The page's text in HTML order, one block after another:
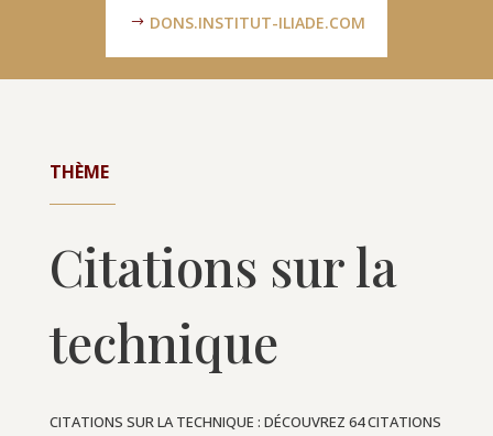
DONS.INSTITUT-ILIADE.COM
THÈME
Citations sur la
technique
CITATIONS SUR LA TECHNIQUE : DÉCOUVREZ 64 CITATIONS